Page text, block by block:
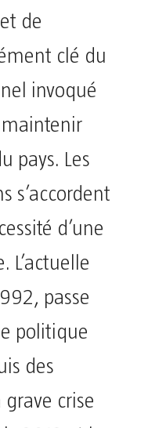
de
clé du
invoqué
maintenir
pays. Les
s’accordent
d’une
L’actuelle
passe
politique
des
crise